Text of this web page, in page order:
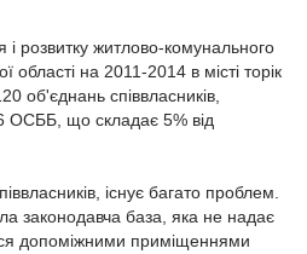
розвитку житлово-комунального
області на 2011-2014 в місті торік
об'єднань співвласників,
ОСББ, що складає 5% від
існує багато проблем.
законодавча база, яка не надає
допоміжними приміщеннями